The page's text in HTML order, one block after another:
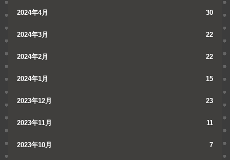
2024年4月 30
2024年3月 22
2024年2月 22
2024年1月 15
2023年12月 23
2023年11月 11
2023年10月 7